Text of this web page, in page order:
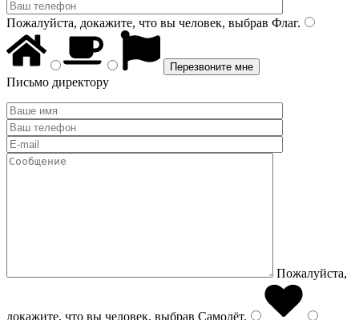
Пожалуйста, докажите, что вы человек, выбрав Флаг.
Письмо директору
Пожалуйста,
докажите, что вы человек, выбрав Самолёт.